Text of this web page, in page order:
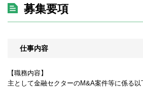
募集要項
仕事内容
【職務内容】
主として金融セクターのM&A案件等に係る以